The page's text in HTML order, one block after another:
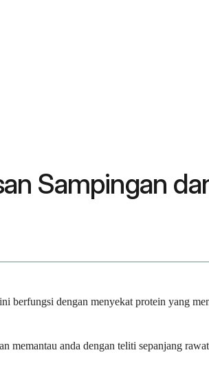
Sampingan
dengan menyekat protein yang
anda dengan teliti sepanjang